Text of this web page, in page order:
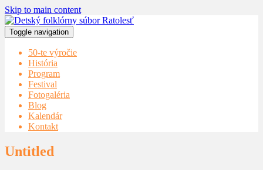
Skip to main content
Toggle navigation
50-te výročie
História
Program
Festival
Fotogaléria
Blog
Kalendár
Kontakt
Untitled